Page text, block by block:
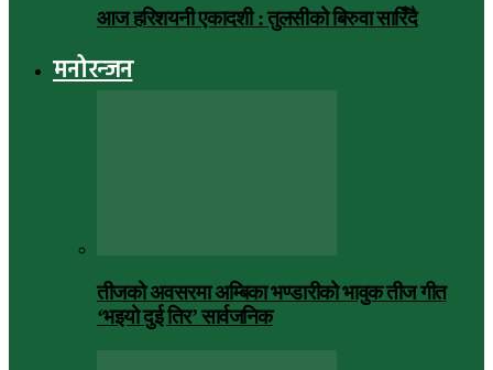
आज हरिशयनी एकादशी : तुलसीको बिरुवा सारिँदै
मनोरन्जन
तीजको अवसरमा अम्बिका भण्डारीको भावुक तीज गीत
‘भइयो दुई तिर’ सार्वजनिक